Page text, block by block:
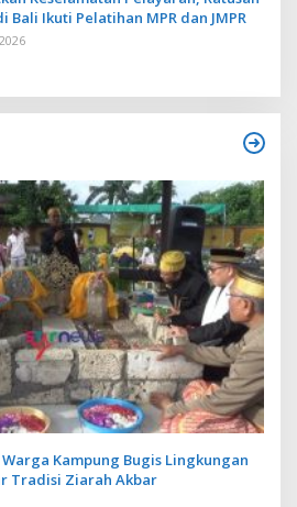
Bali Ikuti Pelatihan MPR dan JMPR
Kampung Bugis Lingkungan
Tradisi Ziarah Akbar